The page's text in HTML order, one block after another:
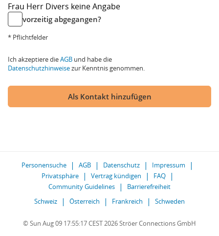
Frau Herr Divers keine Angabe
vorzeitig abgegangen?
* Pflichtfelder
Ich akzeptiere dieAGB und habe die
Datenschutzhinweisezur Kenntnis genommen.
Als Kontakt hinzufügen
Personensuche AGB Datenschutz
Impressum
Privatsphäre
Vertrag kündigen
FAQ
Community Guidelines
Barrierefreiheit
Schweiz
Österreich Frankreich Schweden
© Sun Aug 09 17:55:17 CEST 2026 Ströer Connections GmbH